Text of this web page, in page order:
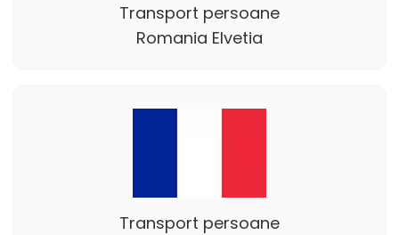
Transport persoane
Romania Elvetia
Transport persoane